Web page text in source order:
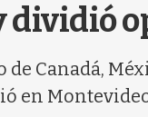
dividió
de Canadá,
en